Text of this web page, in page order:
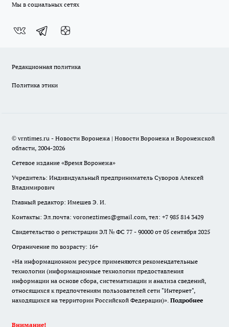
Мы в социальных сетях
Редакционная политика
Политика этики
© vrntimes.ru - Новости Воронежа | Новости Воронежа и Воронежской
области, 2004-2026
Сетевое издание «Время Воронежа»
Учредитель: Индивидуальный предприниматель Суворов Алексей
Владимирович
Главный редактор: Имешев Э. И.
Контакты: Эл.почта: voroneztimes@gmail.com, тел: +7 985 814 3429
Свидетельство о регистрации ЭЛ № ФС 77 - 90000 от 05 сентября 2025
Ограничение по возрасту: 16+
«На информационном ресурсе применяются рекомендательные
технологии (информационные технологии предоставления
информации на основе сбора, систематизации и анализа сведений,
относящихся к предпочтениям пользователей сети "Интернет",
находящихся на территории Российской Федерации)». Подробнее
Внимание!